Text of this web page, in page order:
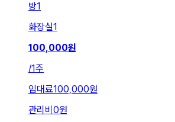
방1
화장실1
100,000원
/1주
임대료100,000원
관리비 0원